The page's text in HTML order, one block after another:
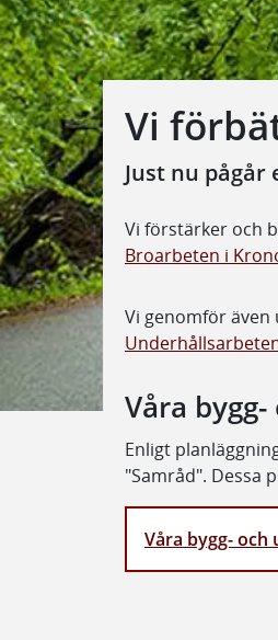
Vi
Just nu
Vi förstärker och
Broarbeten i
Vi genomför
Våra
Enligt
"Samråd". Dessa
Våra bygg-